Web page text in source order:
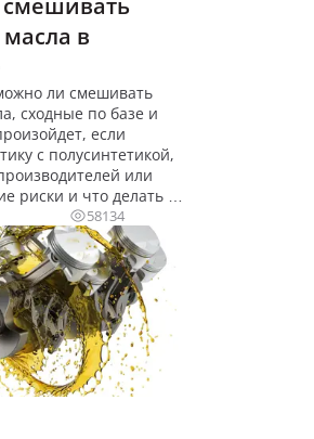
в
ли смешивать
сходные по базе и
если
с полусинтетикой,
или
риски и что делать в
58134